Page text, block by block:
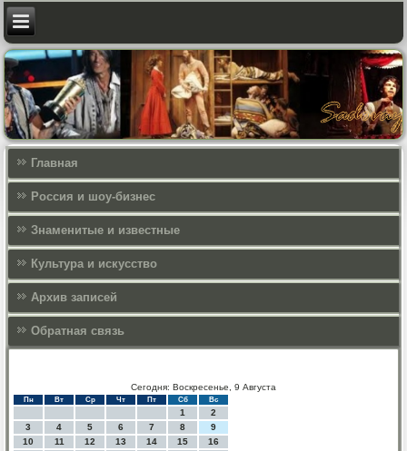
Главная
Россия и шоу-бизнес
Знаменитые и известные
Культура и искусcтво
Архив записей
Обратная связь
Сегодня: Воскресенье, 9 Августа
Пн Вт Ср Чт Пт Сб Вс
1
2
3
4 5 6 7 8
9
10
11 12 13 14 15
16